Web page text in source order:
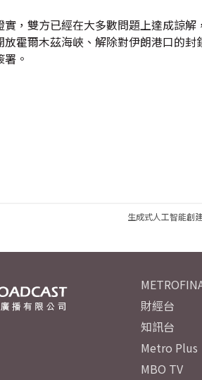
，雙方已經在大多數問題上達成諒
霍爾木茲海峽、解除對伊朗港口的
。
生成式人工智能創
財經台
知訊台
Metro Plus
MBO TV